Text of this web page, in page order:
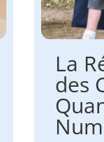
La
des